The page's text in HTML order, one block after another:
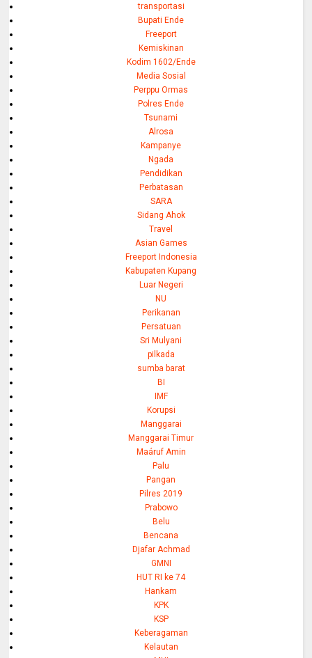
transportasi
Bupati Ende
Freeport
Kemiskinan
Kodim 1602/Ende
Media Sosial
Perppu Ormas
Polres Ende
Tsunami
Alrosa
Kampanye
Ngada
Pendidikan
Perbatasan
SARA
Sidang Ahok
Travel
Asian Games
Freeport Indonesia
Kabupaten Kupang
Luar Negeri
NU
Perikanan
Persatuan
Sri Mulyani
pilkada
sumba barat
BI
IMF
Korupsi
Manggarai
Manggarai Timur
Maáruf Amin
Palu
Pangan
Pilres 2019
Prabowo
Belu
Bencana
Djafar Achmad
GMNI
HUT RI ke 74
Hankam
KPK
KSP
Keberagaman
Kelautan